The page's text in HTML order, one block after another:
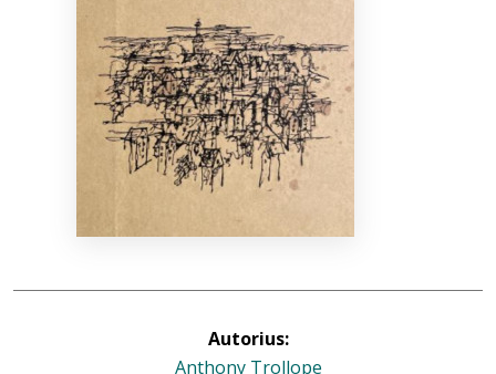
info@elvislab.lt
Autorius:
Anthony Trollope